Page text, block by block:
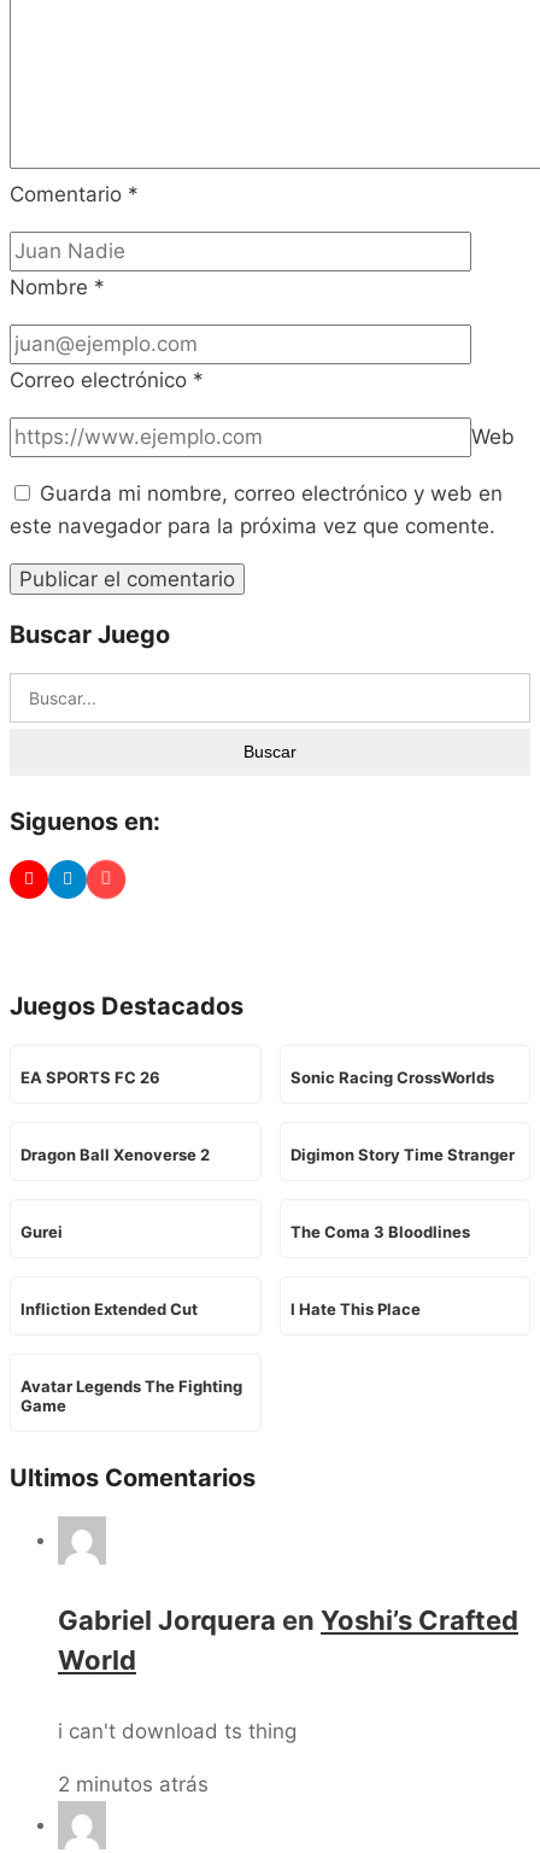
Comentario *
Nombre *
Correo electrónico *
Web
Guarda mi nombre, correo electrónico y web en
este navegador para la próxima vez que comente.
Buscar Juego
Buscar
Siguenos en:
Juegos Destacados
EA SPORTS FC 26 Sonic Racing CrossWorlds
Dragon Ball Xenoverse 2 Digimon Story Time Stranger
Gurei The Coma 3 Bloodlines
Infliction Extended Cut I Hate This Place
Avatar Legends The Fighting
Game
Ultimos Comentarios
Gabriel Jorquera en Yoshi’s Crafted
World
i can't download ts thing
2 minutos atrás